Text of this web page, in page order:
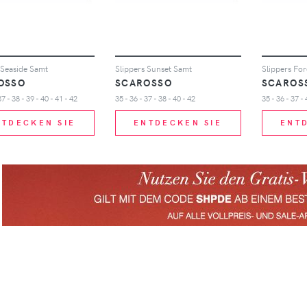
Samt
- 38 - 39 - 40 - 41 - 42
SIE
Slippers Sunset Samt
SCAROSSO
35 - 36 - 37 - 38 - 40 - 42
ENTDECKEN SIE
Slippers
35 - 36 - 37 -